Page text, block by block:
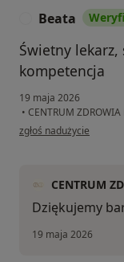
Beata
Świetny
kompetencja
19 maja 2026
• CENTRUM ZDROWIA
w opinii użytkownika
zgłoś nadużycie
CENTRUM
Dziękujemy
19 maja 2026